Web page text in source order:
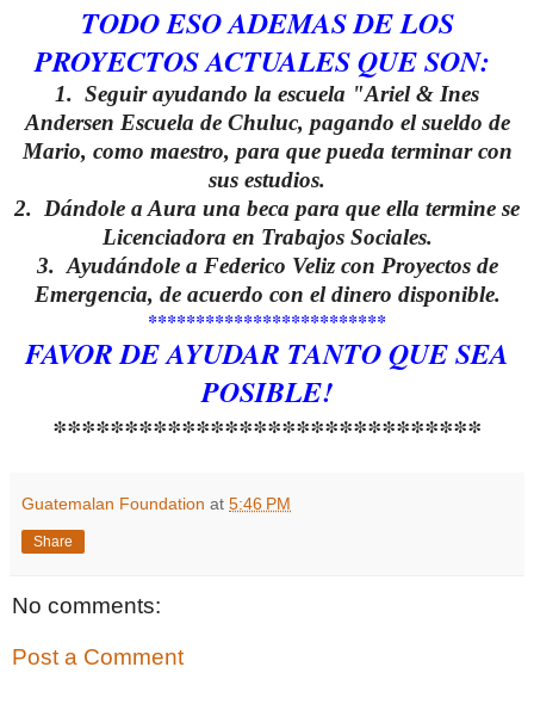
TODO ESO ADEMAS DE LOS
PROYECTOS ACTUALES QUE SON:
1. Seguir ayudando la escuela "Ariel & Ines
Andersen Escuela de Chuluc, pagando el sueldo de
Mario, como maestro, para que pueda terminar con
sus estudios.
2. Dándole a Aura una beca para que ella termine se
Licenciadora en Trabajos Sociales.
3. Ayudándole a Federico Veliz con Proyectos de
Emergencia, de acuerdo con el dinero disponible.
*************************
FAVOR DE AYUDAR TANTO QUE SEA
POSIBLE!
******************************
Guatemalan Foundation at 5:46 PM
Share
No comments:
Post a Comment